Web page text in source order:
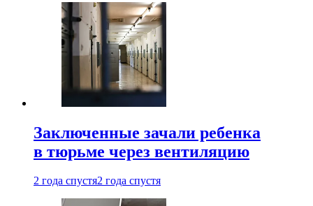
Заключенные зачали ребенка
в тюрьме через вентиляцию
2 года спустя2 года спустя